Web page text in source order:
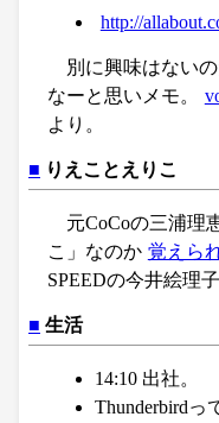
http://
別に興味はない
なーと思いメモ。
より。
■ りえことえりこ
元CoCoの三浦理
こ」なのか 覚えら
SPEEDの今井絵理
■ 生活
14:10 出社。
Thunderbirdっ